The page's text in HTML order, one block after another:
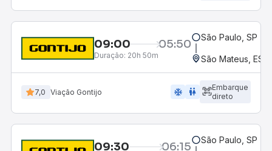
09:00 05:50
Duração: 20h 50m
São Paulo, SP -
São Mateus, ES -
7,0 Viação Gontijo ac_unit wc
Embarque
direto
09:30 06:15 São Paulo, SP -